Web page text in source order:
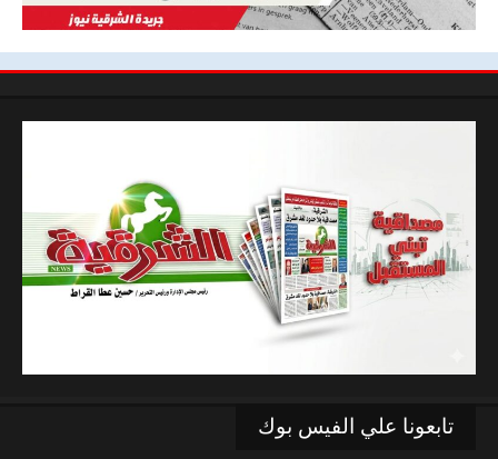
تابعونا علي الفيس بوك